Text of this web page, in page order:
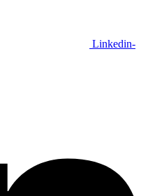
Linkedin-